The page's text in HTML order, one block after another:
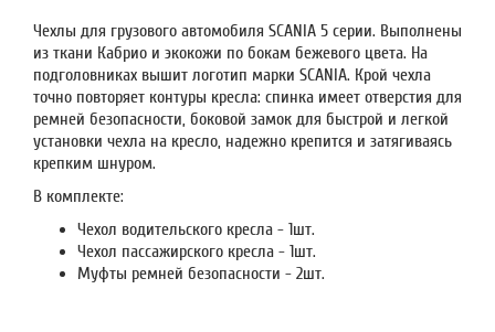
Чехлы для грузового автомобиля SCANIA 5 серии. Выполнены
из ткани Кабрио и экокожи по бокам бежевого цвета. На
подголовниках вышит логотип марки SCANIA. Крой чехла
точно повторяет контуры кресла: спинка имеет отверстия для
ремней безопасности, боковой замок для быстрой и легкой
установки чехла на кресло, надежно крепится и затягиваясь
крепким шнуром.
В комплекте:
Чехол водительского кресла - 1шт.
Чехол пассажирского кресла - 1шт.
Муфты ремней безопасности - 2шт.